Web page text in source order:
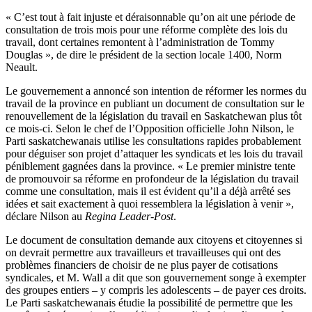
« C’est tout à fait injuste et déraisonnable qu’on ait une période de
consultation de trois mois pourune réforme complète des lois du
travail, dont certaines remontent à l’administration de Tommy
Douglas », de dire le président de la section locale 1400, Norm
Neault.
Le gouvernement a annoncé son intention de réformerles normes du
travail de la province en publiant un document de consultation surle
renouvellement de la législation du travail en Saskatchewan plus tôt
ce mois-ci. Selon le chef de l’Opposition officielle John Nilson, le
Parti saskatchewanais utilise les consultations rapides probablement
pourdéguiserson projet d’attaquerles syndicats et les lois du travail
péniblement gagnées dans la province. « Le premierministre tente
de promouvoir sa réforme en profondeurde la législation du travail
comme une consultation, mais il est évident qu’il a déjà arrêté ses
idées et sait exactement à quoi ressemblera la législation à venir»,
déclare Nilson au Regina Leader-Post.
Le document de consultation demande aux citoyens et citoyennes si
on devrait permettre aux travailleurs et travailleuses qui ont des
problèmes financiers de choisirde ne plus payer de cotisations
syndicales, et M. Wall a dit que son gouvernement songe à exempter
des groupes entiers – y compris les adolescents – de payerces droits.
Le Parti saskatchewanais étudie la possibilité de permettre que les